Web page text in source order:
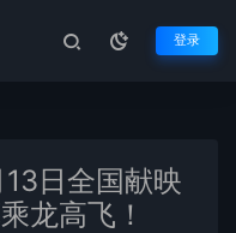
登录
13日全国献映
龙高飞！